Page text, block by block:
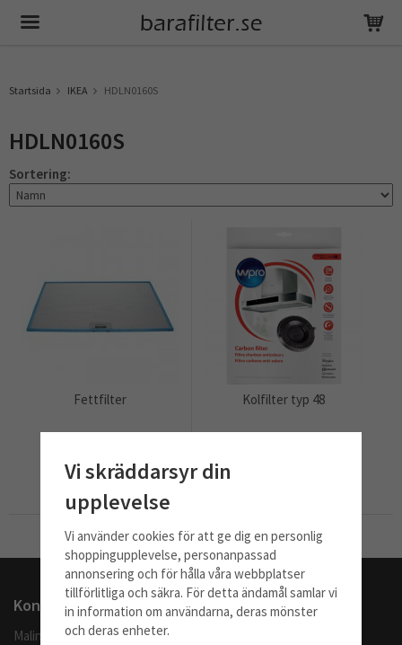
Startsida IKEA HDLN0160S
HDLN0160S
Sortering:
Fettfilter
Info Köp
Kolfilter typ 48
Till Kassan
Kontakta oss
Malingo AB
Vi skräddarsyr din
upplevelse
Vi använder cookies för att ge dig en personlig
shoppingupplevelse, personanpassad
annonsering och för hålla våra webbplatser
tillförlitliga och säkra. För detta ändamål samlar vi
in information om användarna, deras mönster
och deras enheter.